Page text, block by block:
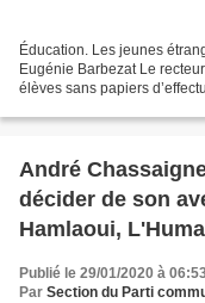
Éducation. Les jeunes
Eugénie Barbezat Le
élèves sans papiers
André
décider de son
Hamlaoui,
Publié le 29/01/2020 à
Par Section du Parti